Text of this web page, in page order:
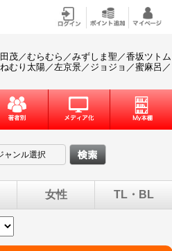
茂／むらむら／みずしま聖／香坂ツトム
むり太陽／左京景／ジョジョ／蜜麻呂／
女性 TL・BL